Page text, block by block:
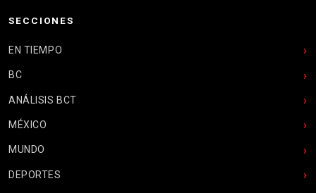
SECCIONES
EN TIEMPO
BC
ANÁLISIS BCT
MÉXICO
MUNDO
DEPORTES